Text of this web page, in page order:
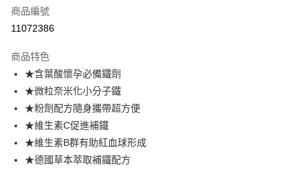
信用卡分期付款
合作金庫商業銀行
華南商業銀行
上海商業儲蓄銀行
國泰世華商業銀行
臺灣中小企業銀行
匯豐（台灣）商業銀行
聯邦商業銀行
元大商業銀行
LINE Pay
Apple Pay
街口支付
Google Pay
商品編號
11072386
商品特色
★含葉酸懷孕必備鐵劑
★微粒奈米化小分子鐵
★粉劑配方隨身攜帶超方便
★維生素C促進補鐵
★維生素B群有助紅血球形成
★德國草本萃取補鐵配方